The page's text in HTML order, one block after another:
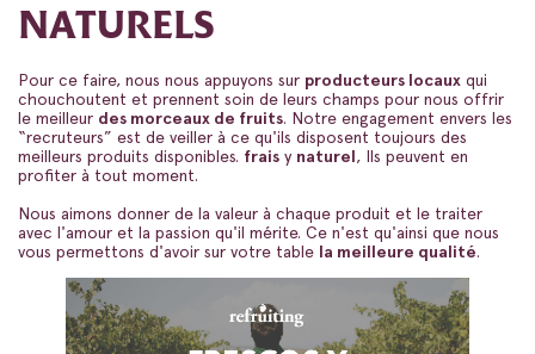
NATURELS
Pour ce faire, nous nous appuyons sur producteurs locaux qui
chouchoutent et prennent soin de leurs champs pour nous offrir
le meilleur des morceaux de fruits. Notre engagement envers les
“recruteurs” est de veiller à ce qu'ils disposent toujours des
meilleurs produits disponibles. frais y naturel, Ils peuvent en
profiter à tout moment.
Nous aimons donner de la valeur à chaque produit et le traiter
avec l'amour et la passion qu'il mérite. Ce n'est qu'ainsi que nous
vous permettons d'avoir sur votre table la meilleure qualité.